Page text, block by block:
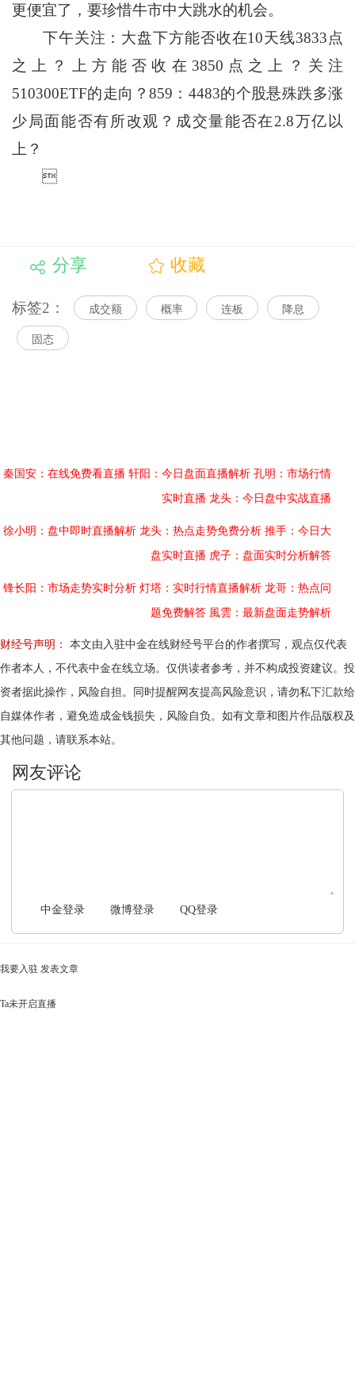
更便宜了，要珍惜牛市中大跳水的机会。
下午关注：大盘下方能否收在10天线3833点
之上？上方能否收在3850点之上？关注
510300ETF的走向？859：4483的个股悬殊跌多涨
少局面能否有所改观？成交量能否在2.8万亿以
上？

分享 收藏
标签2： 成交额 概率 连板 降息
固态
秦国安：在线免费看直播 轩阳：今日盘面直播解析 孔明：市场行情
实时直播 龙头：今日盘中实战直播
徐小明：盘中即时直播解析 龙头：热点走势免费分析 推手：今日大
盘实时直播 虎子：盘面实时分析解答
锋长阳：市场走势实时分析 灯塔：实时行情直播解析 龙哥：热点问
题免费解答 風雲：最新盘面走势解析
财经号声明：
本文由入驻中金在线财经号平台的作者撰写，观点仅代表
作者本人，不代表中金在线立场。仅供读者参考，并不构成投资建议。投
资者据此操作，风险自担。同时提醒网友提高风险意识，请勿私下汇款给
自媒体作者，避免造成金钱损失，风险自负。如有文章和图片作品版权及
其他问题，请联系本站。
中金登录 微博登录 QQ登录
我要入驻 发表文章
Ta未开启直播